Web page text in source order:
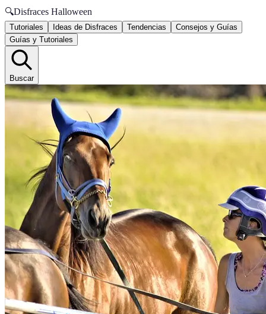
🔍Disfraces Halloween
Tutoriales Ideas de Disfraces Tendencias
Consejos y Guías
Guías y Tutoriales
Buscar